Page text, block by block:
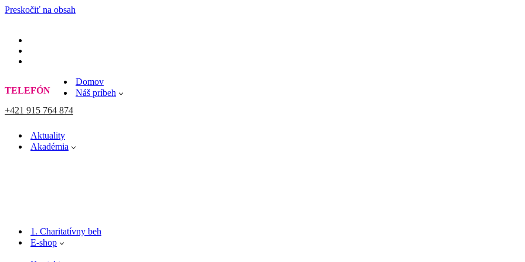
Preskočiť na obsah
TELEFÓN
+421 915 764 874
Domov
Náš príbeh
Aktuality
Akadémia
1. Charitatívny beh
E-shop